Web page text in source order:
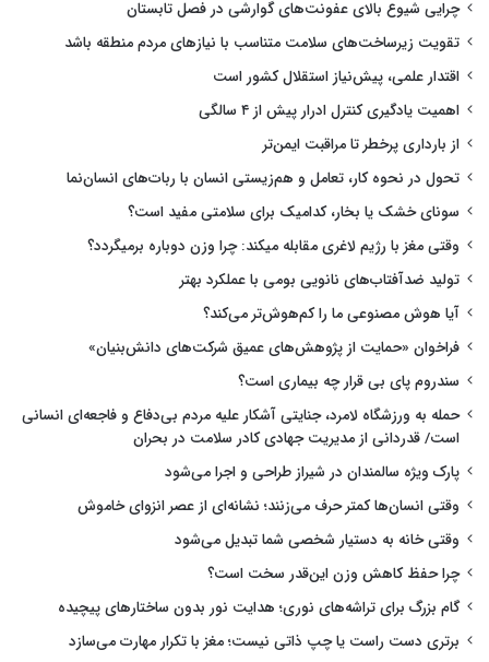
چرایی شیوع بالای عفونت‌های گوارشی در فصل تابستان
تقویت زیرساخت‌های سلامت متناسب با نیازهای مردم منطقه باشد
اقتدار علمی، پیش‌نیاز استقلال کشور است
اهمیت یادگیری کنترل ادرار پیش از ۴ سالگی
از بارداری پرخطر تا مراقبت ایمن‌تر
تحول در نحوه کار، تعامل و هم‌زیستی انسان با ربات‌های انسان‌نما
سونای خشک یا بخار، کدامیک برای سلامتی مفید است؟
وقتی مغز با رژیم لاغری مقابله میکند: چرا وزن دوباره برمیگردد؟
تولید ضدآفتاب‌های نانویی بومی با عملکرد بهتر
آیا هوش مصنوعی ما را کم‌هوش‌تر می‌کند؟
فراخوان «حمایت از پژوهش‌های عمیق شرکت‌های دانش‌بنیان»
سندروم پای بی قرار چه بیماری است؟
حمله به ورزشگاه لامرد، جنایتی آشکار علیه مردم بی‌دفاع و فاجعه‌ای انسانی
است/ قدردانی از مدیریت جهادی کادر سلامت در بحران
پارک ویژه سالمندان در شیراز طراحی و اجرا می‌شود
وقتی انسان‌ها کمتر حرف می‌زنند؛ نشانه‌ای از عصر انزوای خاموش
وقتی خانه به دستیار شخصی شما تبدیل می‌شود
چرا حفظ کاهش وزن این‌قدر سخت است؟
گام بزرگ برای تراشه‌های نوری؛ هدایت نور بدون ساختارهای پیچیده
برتری دست راست یا چپ ذاتی نیست؛ مغز با تکرار مهارت می‌سازد